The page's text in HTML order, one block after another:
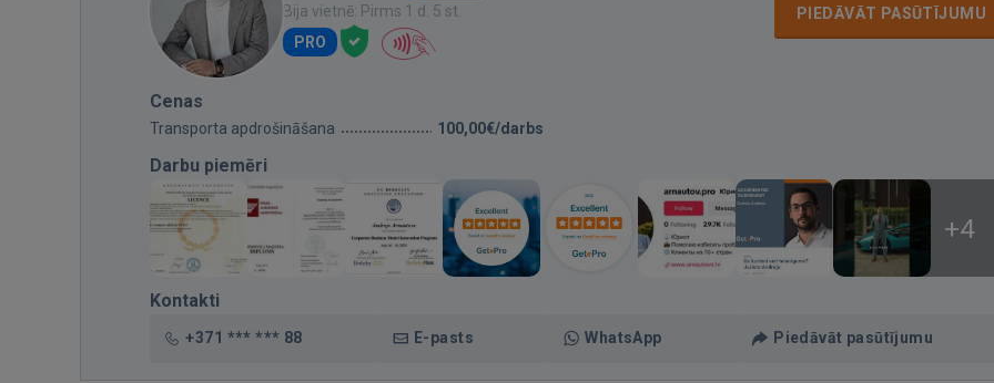
Bija vietnē: Pirms 1 d. 5 st.
PRO
PIEDĀVĀT PASŪTĪJUMU
Cenas
Transporta apdrošināšana 100,00€/darbs
Darbu piemēri
+4
Kontakti
+371 *** *** 88 E-pasts WhatsApp Piedāvāt pasūtījumu